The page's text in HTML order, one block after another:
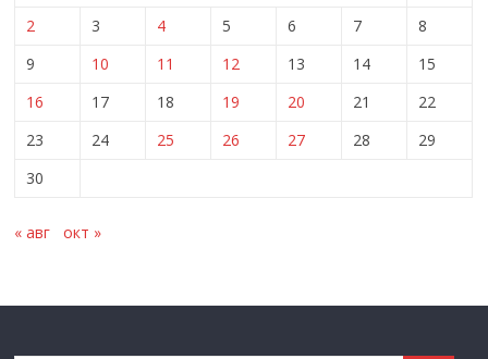
2
3 4 5 6 7
8
9
10 11 12 13 14
15
16
17 18 19 20 21
22
23
24 25 26 27 28
29
30
« авг окт »